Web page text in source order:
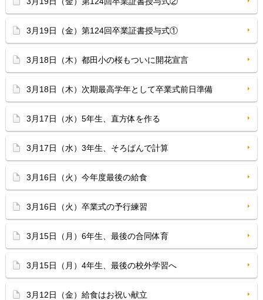
3月19日（金）第124回卒業証書授与式①
3月18日（木）都田小の桜もついに開花宣言
3月18日（木）次期最高学年として卒業式前日準備
3月17日（水）5年生、直方体を作る
3月17日（水）3年生、そろばんで計算
3月16日（火）今年度最後の給食
3月16日（火）卒業式の予行練習
3月15日（月）6年生、最後の合同体育
3月15日（月）4年生、最後の校外学習へ
3月12日（金）給食はお祝い献立